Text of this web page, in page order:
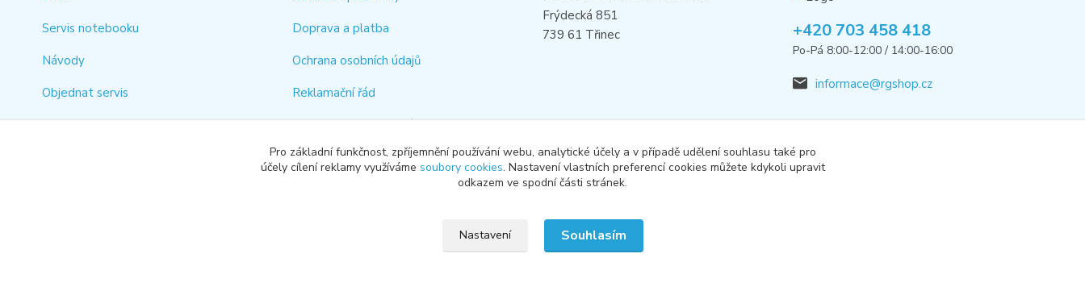
Servis notebooku
Návody
Objednat servis
Kontakt
Doprava a platba
Ochrana osobních údajů
Reklamační řád
Jak rychle vyhledat náhradní díl
Odstoupení od smlouvy
Frýdecká 851
739 61 Třinec
+420 703 458 418
Po-Pá 8:00-12:00 / 14:00-16:00
informace@rgshop.cz
Pro základní funkčnost, zpříjemnění používání webu, analytické účely a v případě udělení souhlasu také pro
účely cílení reklamy využíváme soubory cookies. Nastavení vlastních preferencí cookies můžete kdykoli upravit
odkazem ve spodní části stránek.
Nastavení Souhlasím